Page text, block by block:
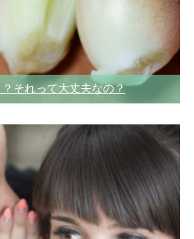
それって大丈夫なの？